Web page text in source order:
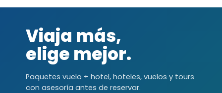
Viaja más,
elige mejor.
Paquetes vuelo + hotel, hoteles, vuelos y tours
con asesoría antes de reservar.